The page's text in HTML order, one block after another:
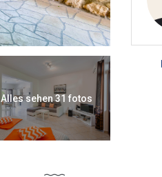
Alles sehen 31 fotos